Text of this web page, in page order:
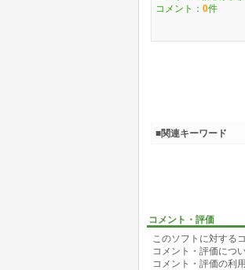
コメント・評価
このソフトに対する
コメント・評価につ
コメント・評価の利
コメント： 0件
■関連キーワード